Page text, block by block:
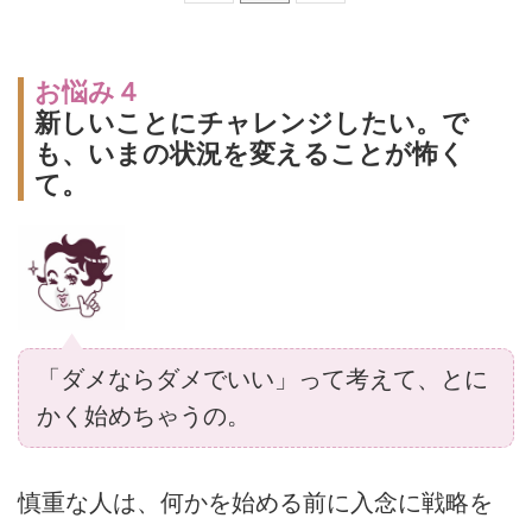
お悩み４
新しいことにチャレンジしたい。で
も、いまの状況を変えることが怖く
て。
「ダメならダメでいい」って考えて、とに
かく始めちゃうの。
慎重な人は、何かを始める前に入念に戦略を